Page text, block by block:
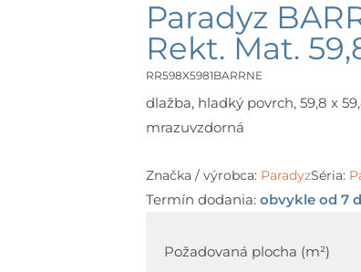
Paradyz
Rekt. Mat.
RR598X5981BARRNE
dlažba, hladký povrch, 59,8 x
mrazuvzdorná
Značka / výrobca: ParadyzSéria:
Termín dodania: obvykle od 7
Požadovaná plocha (m²)
Paradyz